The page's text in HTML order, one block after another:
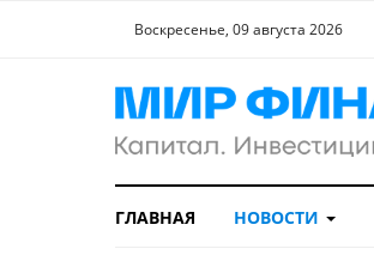
Воскресенье, 09 августа 2026
ГЛАВНАЯ НОВОСТИ